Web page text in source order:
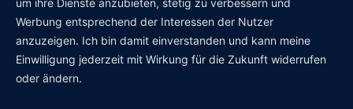
um ihre Dienste anzubieten, stetig zu verbessern und
Werbung entsprechend der Interessen der Nutzer
anzuzeigen. Ich bin damit einverstanden und kann meine
Einwilligung jederzeit mit Wirkung für die Zukunft widerrufen
oder ändern.